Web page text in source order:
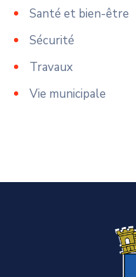
Santé et bien-être
Sécurité
Travaux
Vie municipale